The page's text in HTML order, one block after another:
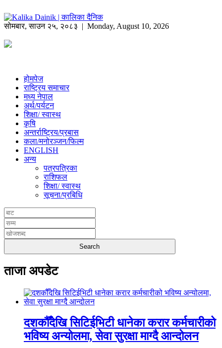
सोमबार,साउन २५, २०८३ | Monday, August 10, 2026
होमपेज
राष्ट्रिय समाचार
मध्य नेपाल
अर्थ/पर्यटन
शिक्षा/ स्वास्थ
कृषि
अन्तर्राष्ट्रिय/प्रबास
कला/मनोरञ्जन/फिल्म
ENGLISH
अन्य
पत्रपत्रिका
राशिफल
शिक्षा/ स्वास्थ
सूचना/प्रबिधि
ताजा अपडेट
दशकौँदेखि सिटिईभिटी धानेका करार कर्मचारीको
भविष्य अन्योलमा, सेवा सुरक्षा माग्दै आन्दोलन